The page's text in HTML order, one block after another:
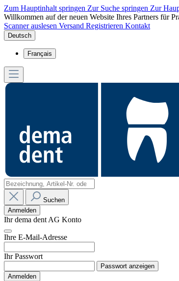
Zum Hauptinhalt springen Zur Suche springen Zur
Willkommen auf der neuen Website Ihres Partners für
Scanner auslesen Versand Registrieren Kontakt
Deutsch
Français
Suchen
Anmelden
Ihr dema dent AG Konto
Ihre E-Mail-Adresse
Ihr Passwort
Passwort anzeigen
Anmelden